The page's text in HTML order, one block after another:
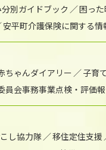
分別ガイドブック 困っ
安平町介護保険に関する情
ちゃんダイアリー 子育
員会事務事業点検・評価
し協力隊 移住定住支援